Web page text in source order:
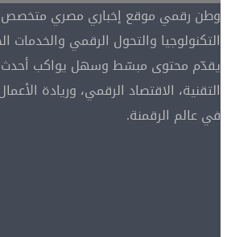
وطن رقمي موقع إخباري مصري متخصص
التكنولوجيا والتحول الرقمي والخدمات
يقدّم محتوى مبسّط وسهل يواكب أحدث
التقنية، الاقتصاد الرقمي، وريادة
في عالم الرقمنة.